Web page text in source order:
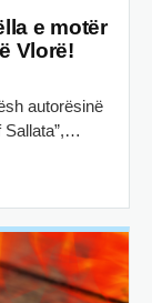
e motër
Vlorë!
autorësinë
Sallata”,…